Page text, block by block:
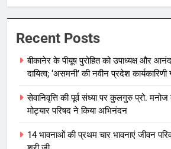
Recent Posts
बीकानेर के पीयूष पुरोहित को उपाध्यक्ष और
दायित्व; ‘असमनी’ की नवीन प्रदेश कार्यकारिणी
सेवानिवृत्ति की पूर्व संध्या पर कुलगुरु प्रो. मनोज
मोट्यार परिषद ने किया अभिनंदन
14 भावनाओं की प्रथम चार भावनाएं जीवन